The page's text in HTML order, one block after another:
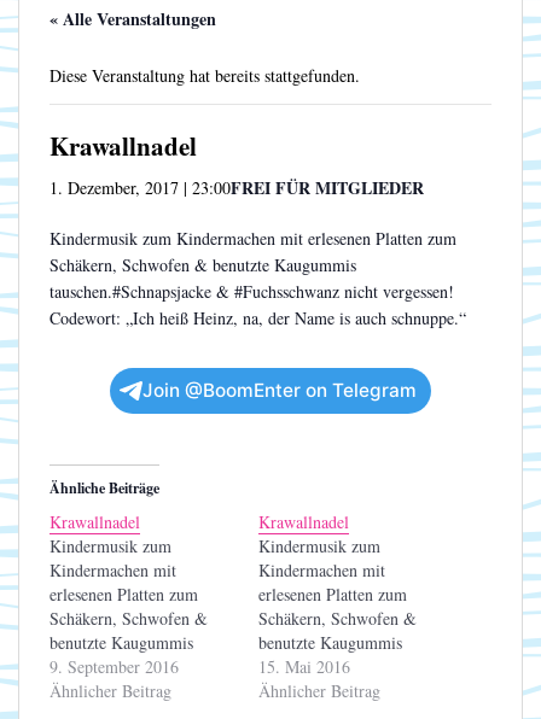
t
e
n
« Alle Veranstaltungen
Diese Veranstaltung hat bereits stattgefunden.
Krawallnadel
1. Dezember, 2017 | 23:00FREI FÜR MITGLIEDER
Kindermusik zum Kindermachen mit erlesenen Platten zum
Schäkern, Schwofen & benutzte Kaugummis
tauschen.#Schnapsjacke & #Fuchsschwanz nicht vergessen!
Codewort: „Ich heiß Heinz, na, der Name is auch schnuppe.“
Join @BoomEnter on Telegram
Ähnliche Beiträge
Krawallnadel
Kindermusik zum
Kindermachen mit
erlesenen Platten zum
Schäkern, Schwofen &
benutzte Kaugummis
tauschen. Nicht nur
Gummis zum Kauen
9. September 2016
Ähnlicher Beitrag
Krawallnadel
Kindermusik zum
Kindermachen mit
erlesenen Platten zum
Schäkern, Schwofen &
benutzte Kaugummis
tauschen. Nicht nur
Gummis zum Kauen
15. Mai 2016
Ähnlicher Beitrag